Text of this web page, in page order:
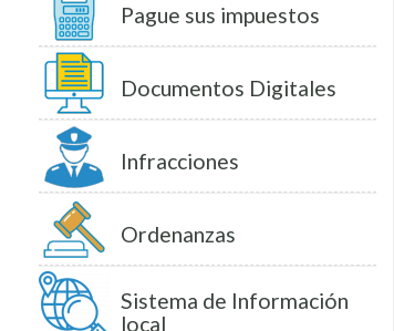
Pague sus impuestos
Documentos Digitales
Infracciones
Ordenanzas
Sistema de Información
local